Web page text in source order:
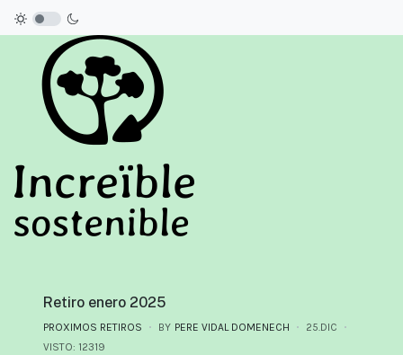
Retiro enero 2025
PROXIMOS RETIROS BY PERE VIDAL DOMENECH
25.DIC
VISTO: 12319